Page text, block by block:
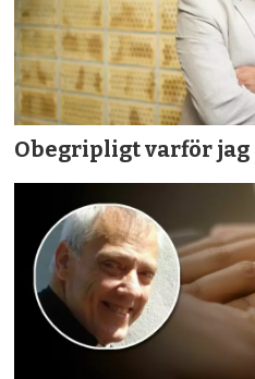
Obegripligt varför jag